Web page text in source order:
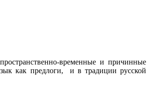
временные и причинные
как предлоги, и в традиции русской